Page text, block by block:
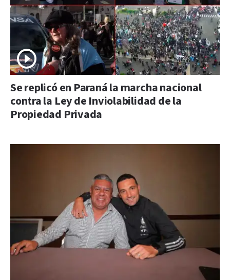
Se replicó en Paraná la marcha nacional
contra la Ley de Inviolabilidad de la
Propiedad Privada